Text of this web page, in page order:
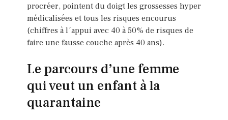
procréer, pointent du doigt les grossesses hyper
médicalisées et tous les risques encourus
(chiffres à l´appui avec 40 à 50% de risques de
faire une fausse couche après 40 ans).
Le parcours d’une femme
qui veut un enfant à la
quarantaine